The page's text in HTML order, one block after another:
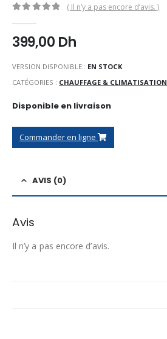
( Il n’y a pas encore d’avis. )
399,00 Dh
VERSION DISPONIBLE:: EN STOCK
CATÉGORIES : CHAUFFAGE & CLIMATISATION
Disponible en livraison
Commander en ligne
AVIS (0)
Avis
Il n’y a pas encore d’avis.